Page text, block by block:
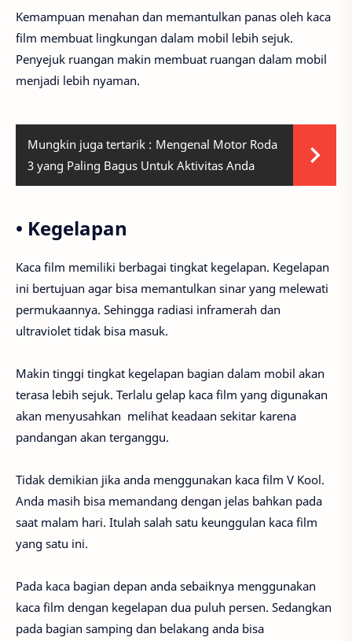
Kemampuan menahan dan memantulkan panas oleh kaca
film membuat lingkungan dalam mobil lebih sejuk.
Penyejuk ruangan makin membuat ruangan dalam mobil
menjadi lebih nyaman.
Mungkin juga tertarik : Mengenal Motor Roda
3 yang Paling Bagus Untuk Aktivitas Anda
• Kegelapan
Kaca film memiliki berbagai tingkat kegelapan. Kegelapan
ini bertujuan agar bisa memantulkan sinar yang melewati
permukaannya. Sehingga radiasi inframerah dan
ultraviolet tidak bisa masuk.
Makin tinggi tingkat kegelapan bagian dalam mobil akan
terasa lebih sejuk. Terlalu gelap kaca film yang digunakan
akan menyusahkan melihat keadaan sekitar karena
pandangan akan terganggu.
Tidak demikian jika anda menggunakan kaca film V Kool.
Anda masih bisa memandang dengan jelas bahkan pada
saat malam hari. Itulah salah satu keunggulan kaca film
yang satu ini.
Pada kaca bagian depan anda sebaiknya menggunakan
kaca film dengan kegelapan dua puluh persen. Sedangkan
pada bagian samping dan belakang anda bisa